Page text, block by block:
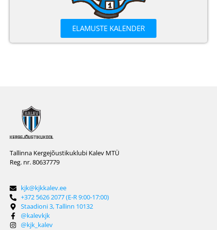
ELAMUSTE KALENDER
Tallinna Kergejõustikuklubi Kalev MTÜ
Reg. nr. 80637779
kjk@kjkkalev.ee
+372 5626 2077 (E-R 9:00-17:00)
Staadioni 3, Tallinn 10132
@kalevkjk
@kjk_kalev